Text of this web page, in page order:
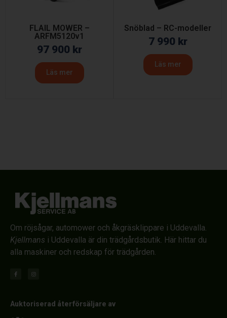
FLAIL MOWER –
ARFM5120v1
97 900 kr
Läs mer
Snöblad – RC-modeller
7 990 kr
Läs mer
Om röjsågar, automower och åkgräsklippare i Uddevalla.
Kjellmans i Uddevalla är din trädgårdsbutik. Här hittar du
alla maskiner och redskap för trädgården.
Auktoriserad återförsäljare av